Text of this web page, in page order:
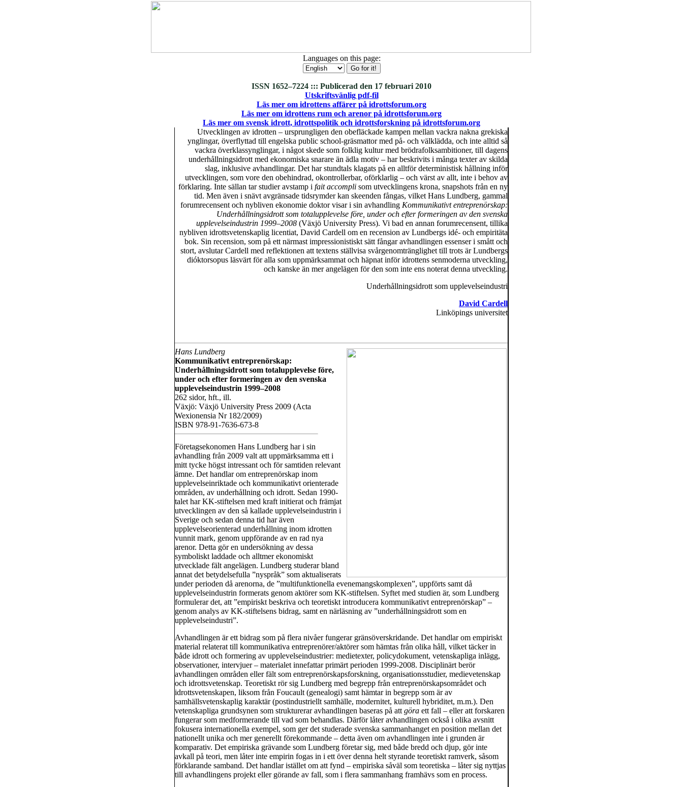
Languages on this page:
ISSN 1652–7224 ::: Publicerad den 17 februari 2010
Utskriftsvänlig pdf-fil
Läs mer om idrottens affärer på idrottsforum.org
Läs mer om idrottens rum och arenor på idrottsforum.org
Läs mer om svensk idrott, idrottspolitik och idrottsforskning på idrottsforum.org
Utvecklingen av idrotten – ursprungligen den obefläckade kampen mellan vackra nakna grekiska
ynglingar, överflyttad till engelska public school-gräsmattor med på- och välklädda, och inte alltid så
vackra överklassynglingar, i något skede som folklig kultur med brödrafolksambitioner, till dagens
underhållningsidrott med ekonomiska snarare än ädla motiv – har beskrivits i många texter av skilda
slag, inklusive avhandlingar. Det har stundtals klagats på en alltför deterministisk hållning inför
utvecklingen, som vore den obehindrad, okontrollerbar, oförklarlig – och värst av allt, inte i behov av
förklaring. Inte sällan tar studier avstamp i fait accompli som utvecklingens krona, snapshots från en ny
tid. Men även i snävt avgränsade tidsrymder kan skeenden fångas, vilket Hans Lundberg, gammal
forumrecensent och nybliven ekonomie doktor visar i sin avhandling Kommunikativt entreprenörskap:
Underhållningsidrott som totalupplevelse före, under och efter formeringen av den svenska
upplevelseindustrin 1999–2008 (Växjö University Press). Vi bad en annan forumrecensent, tillika
nybliven idrottsvetenskaplig licentiat, David Cardell om en recension av Lundbergs idé- och empiritäta
bok. Sin recension, som på ett närmast impressionistiskt sätt fångar avhandlingen essenser i smått och
stort, avslutar Cardell med reflektionen att textens ställvisa svårgenomtränglighet till trots är Lundbergs
dióktorsopus läsvärt för alla som uppmärksammat och häpnat inför idrottens senmoderna utveckling,
och kanske än mer angelägen för den som inte ens noterat denna utveckling.
Underhållningsidrott som upplevelseindustri
David Cardell
Linköpings universitet
Hans Lundberg
Kommunikativt entreprenörskap:
Underhållningsidrott som totalupplevelse före,
under och efter formeringen av den svenska
upplevelseindustrin 1999–2008
262 sidor, hft., ill.
Växjö: Växjö University Press 2009 (Acta
Wexionensia Nr 182/2009)
ISBN 978-91-7636-673-8
Företagsekonomen Hans Lundberg har i sin
avhandling från 2009 valt att uppmärksamma ett i
mitt tycke högst intressant och för samtiden relevant
ämne. Det handlar om entreprenörskap inom
upplevelseinriktade och kommunikativt orienterade
områden, av underhållning och idrott. Sedan 1990-
talet har KK-stiftelsen med kraft initierat och främjat
utvecklingen av den så kallade upplevelseindustrin i
Sverige och sedan denna tid har även
upplevelseorienterad underhållning inom idrotten
vunnit mark, genom uppförande av en rad nya
arenor. Detta gör en undersökning av dessa
symboliskt laddade och alltmer ekonomiskt
utvecklade fält angelägen. Lundberg studerar bland
annat det betydelsefulla ”nyspråk” som aktualiserats
under perioden då arenorna, de ”multifunktionella evenemangskomplexen”, uppförts samt då
upplevelseindustrin formerats genom aktörer som KK-stiftelsen. Syftet med studien är, som Lundberg
formulerar det, att ”empiriskt beskriva och teoretiskt introducera kommunikativt entreprenörskap” –
genom analys av KK-stiftelsens bidrag, samt en närläsning av ”underhållningsidrott som en
upplevelseindustri”.
Avhandlingen är ett bidrag som på flera nivåer fungerar gränsöverskridande. Det handlar om empiriskt
material relaterat till kommunikativa entreprenörer/aktörer som hämtas från olika håll, vilket täcker in
både idrott och formering av upplevelseindustrier: medietexter, policydokument, vetenskapliga inlägg,
observationer, intervjuer – materialet innefattar primärt perioden 1999-2008. Disciplinärt berör
avhandlingen områden eller fält som entreprenörskapsforskning, organisationsstudier, medievetenskap
och idrottsvetenskap. Teoretiskt rör sig Lundberg med begrepp från entreprenörskapsområdet och
idrottsvetenskapen, liksom från Foucault (genealogi) samt hämtar in begrepp som är av
samhällsvetenskaplig karaktär (postindustriellt samhälle, modernitet, kulturell hybriditet, m.m.). Den
vetenskapliga grundsynen som strukturerar avhandlingen baseras på att göra ett fall – eller att forskaren
fungerar som medformerande till vad som behandlas. Därför låter avhandlingen också i olika avsnitt
fokusera internationella exempel, som ger det studerade svenska sammanhanget en position mellan det
nationellt unika och mer generellt förekommande – detta även om avhandlingen inte i grunden är
komparativ. Det empiriska grävande som Lundberg företar sig, med både bredd och djup, gör inte
avkall på teori, men låter inte empirin fogas in i ett över denna helt styrande teoretiskt ramverk, såsom
förklarande samband. Det handlar istället om att fynd – empiriska såväl som teoretiska – låter sig nyttjas
till avhandlingens projekt eller görande av fall, som i flera sammanhang framhävs som en process.